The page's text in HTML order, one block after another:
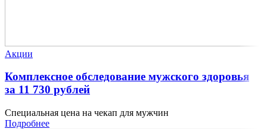
Акции
Комплексное обследование мужского здоровья
за 11 730 рублей
Специальная цена на чекап для мужчин
Подробнее